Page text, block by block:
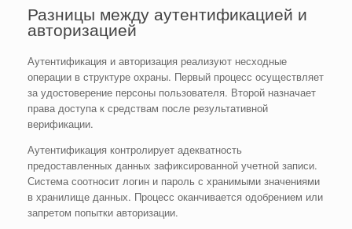
Разницы между аутентификацией и
авторизацией
Аутентификация и авторизация реализуют несходные
операции в структуре охраны. Первый процесс осуществляет
за удостоверение персоны пользователя. Второй назначает
права доступа к средствам после результативной
верификации.
Аутентификация контролирует адекватность
предоставленных данных зафиксированной учетной записи.
Система соотносит логин и пароль с хранимыми значениями
в хранилище данных. Процесс оканчивается одобрением или
запретом попытки авторизации.